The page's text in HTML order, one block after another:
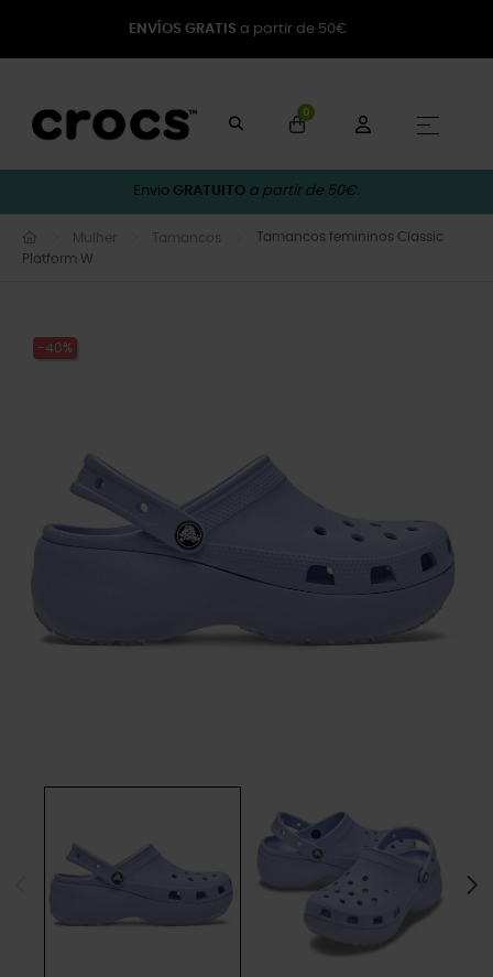
ENVÍOS GRATIS a partir de 50€
0
☰
Envio GRATUITO a partir de 50€.
Mulher Tamancos
Tamancos femininos Classic
Platform W
-40%